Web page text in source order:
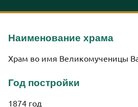
Наименование храма
Храм во имя Великомученицы
Год постройки
1874 год